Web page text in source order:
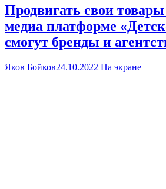
Продвигать свои
медиа платформе
смогут бренды и
Яков Бойков24.10.2022 На экране